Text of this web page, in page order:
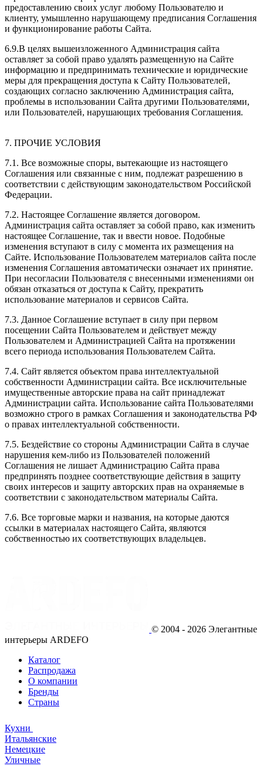
предоставлению своих услуг любому Пользователю и
клиенту, умышленно нарушающему предписания Соглашения
и функционирование работы Сайта.
6.9.В целях вышеизложенного Администрация сайта
оставляет за собой право удалять размещенную на Сайте
информацию и предпринимать технические и юридические
меры для прекращения доступа к Сайту Пользователей,
создающих согласно заключению Администрация сайта,
проблемы в использовании Сайта другими Пользователями,
или Пользователей, нарушающих требования Соглашения.
7. ПРОЧИЕ УСЛОВИЯ
7.1. Все возможные споры, вытекающие из настоящего
Соглашения или связанные с ним, подлежат разрешению в
соответствии с действующим законодательством Российской
Федерации.
7.2. Настоящее Соглашение является договором.
Администрация сайта оставляет за собой право, как изменить
настоящее Соглашение, так и ввести новое. Подобные
изменения вступают в силу с момента их размещения на
Сайте. Использование Пользователем материалов сайта после
изменения Соглашения автоматически означает их принятие.
При несогласии Пользователя с внесенными изменениями он
обязан отказаться от доступа к Сайту, прекратить
использование материалов и сервисов Сайта.
7.3. Данное Соглашение вступает в силу при первом
посещении Сайта Пользователем и действует между
Пользователем и Администрацией Сайта на протяжении
всего периода использования Пользователем Сайта.
7.4. Сайт является объектом права интеллектуальной
собственности Администрации сайта. Все исключительные
имущественные авторские права на сайт принадлежат
Администрации сайта. Использование сайта Пользователями
возможно строго в рамках Соглашения и законодательства РФ
о правах интеллектуальной собственности.
7.5. Бездействие со стороны Администрации Сайта в случае
нарушения кем-либо из Пользователей положений
Соглашения не лишает Администрацию Сайта права
предпринять позднее соответствующие действия в защиту
своих интересов и защиту авторских прав на охраняемые в
соответствии с законодательством материалы Сайта.
7.6. Все торговые марки и названия, на которые даются
ссылки в материалах настоящего Сайта, являются
собственностью их соответствующих владельцев.
© 2004 - 2026 Элегантные
интерьеры ARDEFO
Каталог
Распродажа
О компании
Бренды
Страны
Кухни
Итальянские
Немецкие
Уличные